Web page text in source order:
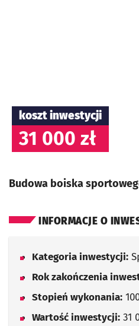
koszt inwestycji
31 000 zł
Budowa boiska
INFORMACJE O
Kategoria inwestycji:
Rok zakończenia
Stopień wykonania:
Wartość inwestycji: 31